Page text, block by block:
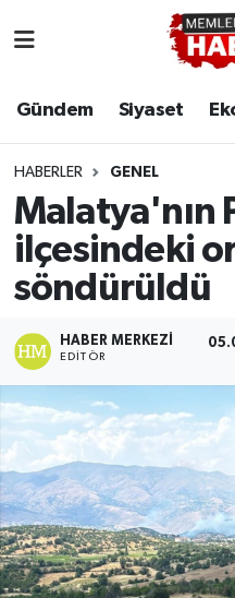
Gündem Siyaset
HABERLER GENEL
Malatya'nın
ilçesindeki
söndürüldü
HABER MERKEZI
EDITÖR